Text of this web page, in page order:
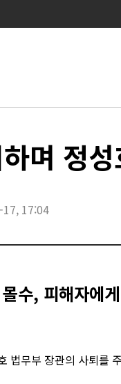
며 정
17:04
수, 피해자에
법무부 장관의 사퇴를